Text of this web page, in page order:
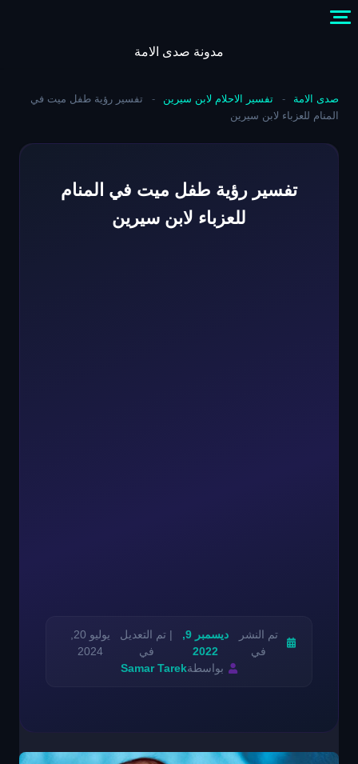
content
مدونة صدى الامة
صدى الامة - تفسير الاحلام لابن سيرين -
تفسير رؤية طفل ميت في
المنام للعزباء لابن سيرين
تفسير رؤية طفل ميت في المنام
للعزباء لابن سيرين
تم النشر
في
ديسمبر 9,
2022
| تم التعديل
في
يوليو 20,
2024
بواسطةSamar Tarek